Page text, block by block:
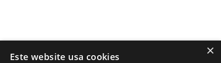
×
Este website usa cookies